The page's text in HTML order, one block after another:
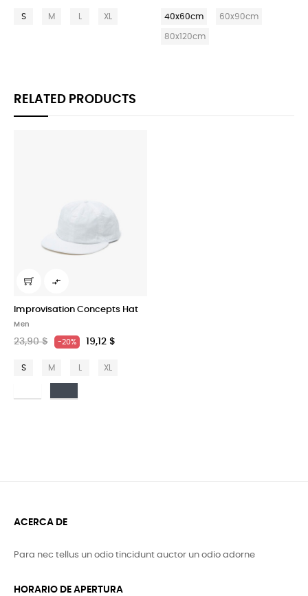
40x60cm
80x120cm
RELATED PRODUCTS

Improvisation Concepts Hat
Men
23,90 $ -20% 19,12 $
S M XL
ACERCA DE
Para nec tellus un odio tincidunt auctor un odio adorne
HORARIO DE APERTURA